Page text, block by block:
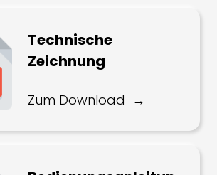
Technische
Zeichnung
Zum Download